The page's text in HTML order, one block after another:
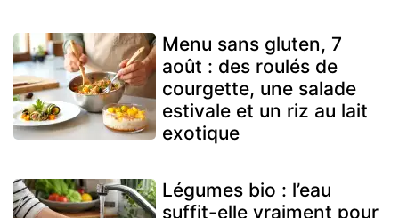
Menu sans gluten, 7
août : des roulés de
courgette, une salade
estivale et un riz au lait
exotique
Légumes bio : l’eau
suffit-elle vraiment pour